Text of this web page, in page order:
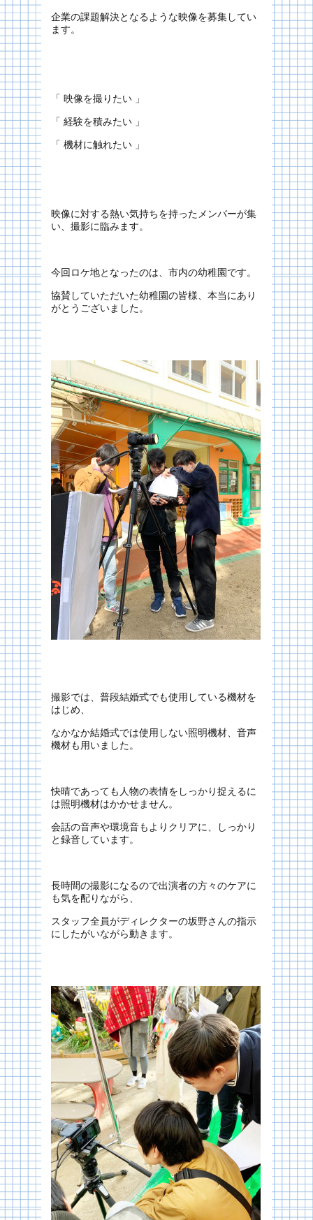
企業の課題解決となるような映像を募集してい
ます。
「 映像を撮りたい 」
「 経験を積みたい 」
「 機材に触れたい 」
映像に対する熱い気持ちを持ったメンバーが集
い、撮影に臨みます。
今回ロケ地となったのは、市内の幼稚園です。
協賛していただいた幼稚園の皆様、本当にあり
がとうございました。
撮影では、普段結婚式でも使用している機材を
はじめ、
なかなか結婚式では使用しない照明機材、音声
機材も用いました。
快晴であっても人物の表情をしっかり捉えるに
は照明機材はかかせません。
会話の音声や環境音もよりクリアに、しっかり
と録音しています。
長時間の撮影になるので出演者の方々のケアに
も気を配りながら、
スタッフ全員がディレクターの坂野さんの指示
にしたがいながら動きます。